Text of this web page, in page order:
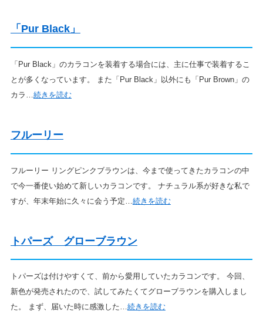
「Pur Black」
「Pur Black」のカラコンを装着する場合には、主に仕事で装着するこ
とが多くなっています。 また「Pur Black」以外にも「Pur Brown」の
カラ… 続きを読む
フルーリー
フルーリー リングピンクブラウンは、今まで使ってきたカラコンの中
で今一番使い始めて新しいカラコンです。 ナチュラル系が好きな私で
すが、年末年始に久々に会う予定… 続きを読む
トパーズ グローブラウン
トパーズは付けやすくて、前から愛用していたカラコンです。 今回、
新色が発売されたので、試してみたくてグローブラウンを購入しまし
た。 まず、届いた時に感激した…続きを読む